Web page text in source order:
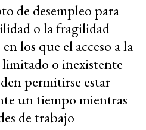
de desempleo para
o la fragilidad
los que el acceso a la
o inexistente
permitirse estar
un tiempo mientras
de trabajo